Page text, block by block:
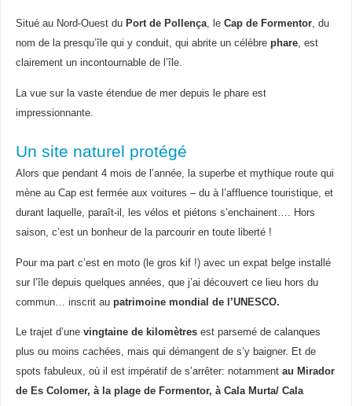
Situé au Nord-Ouest du Port de Pollença, le Cap de Formentor, du
nom de la presqu’île qui y conduit, qui abrite un célèbre phare, est
clairement un incontournable de l’île.
La vue sur la vaste étendue de mer depuis le phare est
impressionnante.
Un site naturel protégé
Alors que pendant 4 mois de l’année, la superbe et mythique route qui
mène au Cap est fermée aux voitures – du à l’affluence touristique, et
durant laquelle, paraît-il, les vélos et piétons s’enchainent…. Hors
saison, c’est un bonheur de la parcourir en toute liberté !
Pour ma part c’est en moto (le gros kif !) avec un expat belge installé
sur l’île depuis quelques années, que j’ai découvert ce lieu hors du
commun… inscrit au patrimoine mondial de l’UNESCO.
Le trajet d’une vingtaine de kilomètresest parsemé de calanques
plus ou moins cachées, mais qui démangent de s’y baigner. Et de
spots fabuleux, où il est impératif de s’arrêter: notamment au Mirador
de Es Colomer, à la plage de Formentor, àCala Murta/ Cala